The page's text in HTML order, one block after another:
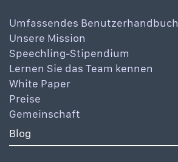
Umfassendes Benutzerhandbuch
Unsere Mission
Speechling-Stipendium
Lernen Sie das Team kennen
White Paper
Preise
Gemeinschaft
Blog